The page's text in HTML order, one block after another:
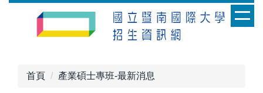
首頁 產業碩士專班-最新消息